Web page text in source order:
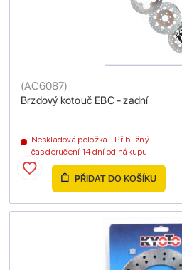
Brzdový kotouč EBC - zadní
(AC6087)
Neskladová položka - Přibližný
čas doručení 14 dní od nákupu
PŘIDAT DO KOŠÍKU